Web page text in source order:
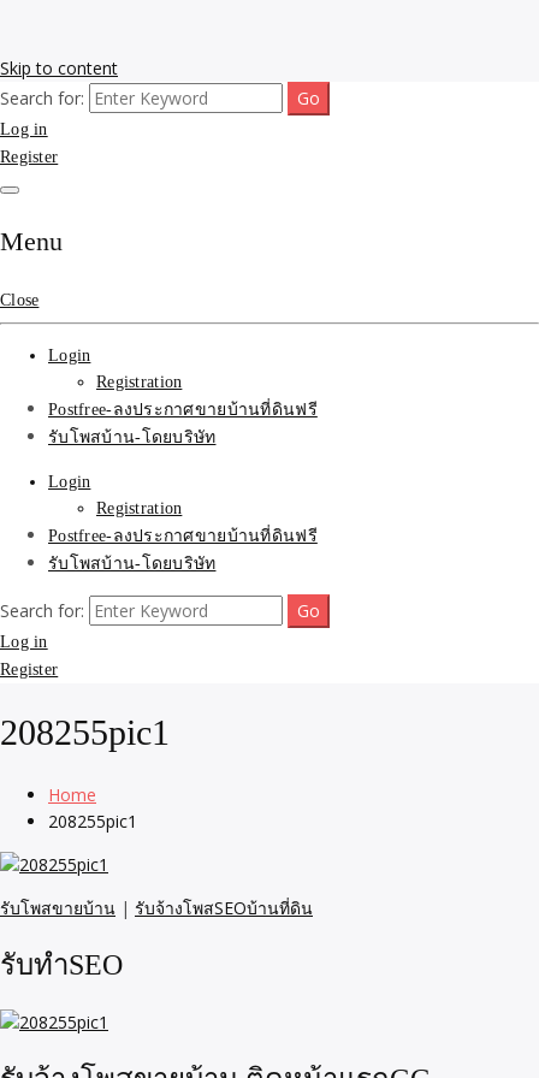
Skip to content
รับจ้างโพสขายบ้าน ติดAI
Search รับทำSEOรายเดือน
ติดหน้า1google ราคาถูก
มาก SEOขายของ บ้าน
ที่ดินฟรีประกาศ ที่เดียวใน
เมืองไทย
รับโพสต์เว็บขายบ้าน อสังหา ทำSEOรายเดือนราคาถูก เน้นติดAI โพสต์
ประกาศบ้านที่ดินฟรี SEOขายบ้าน รับจ้างโพสต์บ้านที่ดินติดหน้า1goolge
ราคาถูกที่สุด ฟรีลงประกาศอสังหา รับทำSEOขายสินค้า
Search for:
Log in
Register
Menu
Close
Login
Registration
Postfree-ลงประกาศขายบ้านที่ดินฟรี
รับโพสบ้าน-โดยบริษัท
Login
Registration
Postfree-ลงประกาศขายบ้านที่ดินฟรี
รับโพสบ้าน-โดยบริษัท
Search for:
Log in
Register
208255pic1
Home
208255pic1
รับโพสขายบ้าน | รับจ้างโพสSEOบ้านที่ดิน
รับทำSEO